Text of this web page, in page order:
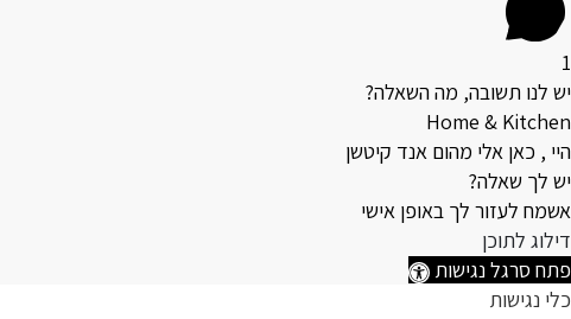
1
יש לנו תשובה, מה השאלה?
Home & Kitchen
היי , כאן אלי מהום אנד קיטשן
יש לך שאלה?
אשמח לעזור לך באופן אישי
דילוג לתוכן
פתח סרגל נגישות
כלי נגישות